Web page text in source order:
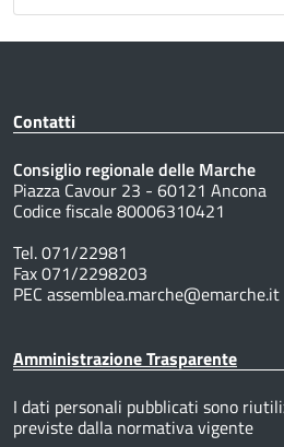
Contatti
Consiglio regionale delle Marche
Piazza Cavour 23 - 60121 Ancona
Codice fiscale 80006310421
Tel. 071/22981
Fax 071/2298203
PEC assemblea.marche@emarche.it
Amministrazione Trasparente
I dati personali pubblicati sono
previste dalla normativa vigente